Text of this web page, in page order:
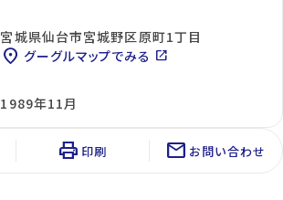
宮城県仙台市宮城野区原町1丁目
location_on グーグルマップでみる open_in_new
1989年11月
print 印刷 mail お問い合わせ